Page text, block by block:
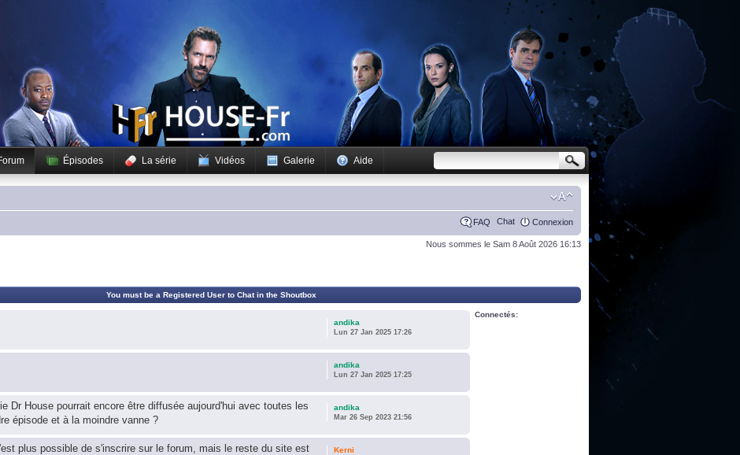
Épisodes La série Vidéos Galerie Aide
FAQ Chat Connexion
Nous sommes le Sam 8 Août 2026 16:13
You must be a Registered User to Chat in the Shoutbox
andika
Lun 27 Jan 2025 17:26
andika
Lun 27 Jan 2025 17:25
Dr House pourrait encore être diffusée aujourd'hui avec toutes les
épisode et à la moindre vanne ?
andika
Mar 26 Sep 2023 21:56
plus possible de s'inscrire sur le forum, mais le reste du site est
Kerni
Connectés: